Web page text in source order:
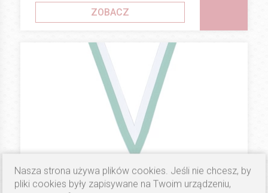
ZOBACZ
Nasza strona używa plików cookies. Jeśli nie chcesz, by
pliki cookies były zapisywane na Twoim urządzeniu,